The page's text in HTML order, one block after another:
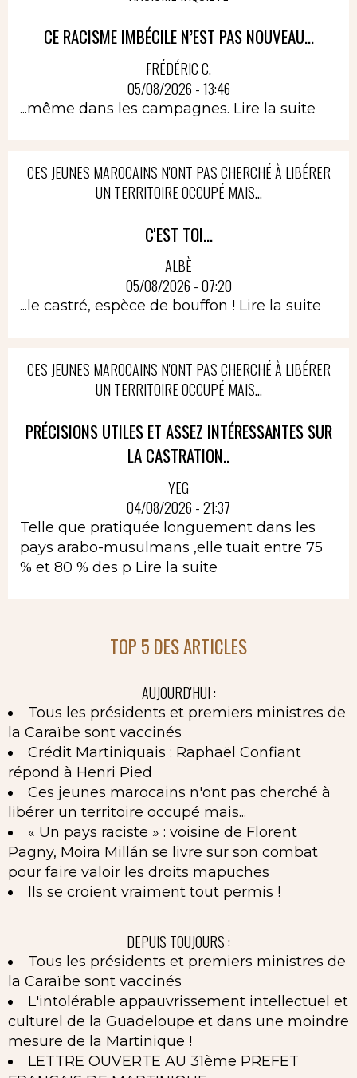
CE RACISME IMBÉCILE N’EST PAS NOUVEAU...
FRÉDÉRIC C.
05/08/2026 - 13:46
...même dans les campagnes. Lire la suite
CES JEUNES MAROCAINS N'ONT PAS CHERCHÉ À LIBÉRER
UN TERRITOIRE OCCUPÉ MAIS...
C'EST TOI...
ALBÈ
05/08/2026 - 07:20
...le castré, espèce de bouffon ! Lire la suite
CES JEUNES MAROCAINS N'ONT PAS CHERCHÉ À LIBÉRER
UN TERRITOIRE OCCUPÉ MAIS...
PRÉCISIONS UTILES ET ASSEZ INTÉRESSANTES SUR
LA CASTRATION..
YEG
04/08/2026 - 21:37
Telle que pratiquée longuement dans les
pays arabo-musulmans ,elle tuait entre 75
% et 80 % des p Lire la suite
TOP 5 DES ARTICLES
AUJOURD'HUI :
Tous les présidents et premiers ministres de
la Caraïbe sont vaccinés
Crédit Martiniquais : Raphaël Confiant
répond à Henri Pied
Ces jeunes marocains n'ont pas cherché à
libérer un territoire occupé mais...
« Un pays raciste » : voisine de Florent
Pagny, Moira Millán se livre sur son combat
pour faire valoir les droits mapuches
Ils se croient vraiment tout permis !
DEPUIS TOUJOURS :
Tous les présidents et premiers ministres de
la Caraïbe sont vaccinés
L'intolérable appauvrissement intellectuel et
culturel de la Guadeloupe et dans une moindre
mesure de la Martinique !
LETTRE OUVERTE AU 31ème PREFET